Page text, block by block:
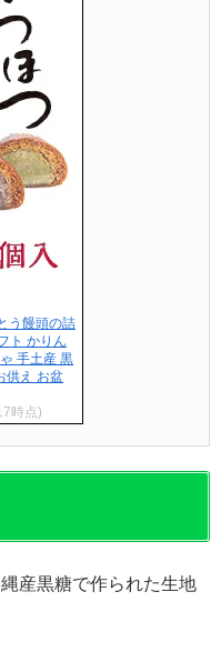
う饅頭の詰
ト かりん
手土産 黒
供え お盆
時点)
産黒糖で作られた生地